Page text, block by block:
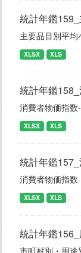
統計年鑑159_
主要品目別平均
XLSX XLS
統計年鑑
消費者物価指
XLSX XLS
統計年鑑157_
消費者物価指数
XLSX XLS
統計年鑑156_